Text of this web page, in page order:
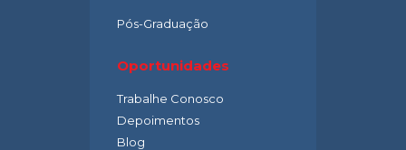
Pós-Graduação
Oportunidades
Trabalhe Conosco
Depoimentos
Blog